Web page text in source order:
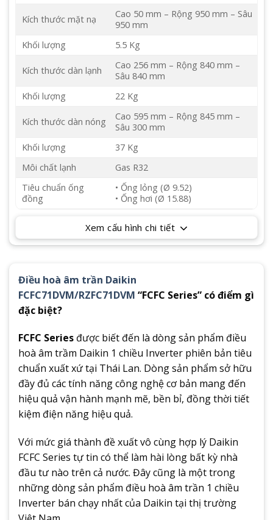
Điều hoà âm trần Daikin
FCFC71DVM/RZFC71DVM “FCFC Series” có điểm gì
đặc biệt?
FCFC Series được biết đến là dòng sản phẩm điều
hoà âm trầm Daikin 1 chiều Inverter phiên bản tiêu
chuẩn xuất xứ tại Thái Lan. Dòng sản phẩm sở hữu
đầy đủ các tính năng công nghệ cơ bản mang đến
hiệu quả vận hành mạnh mẽ, bền bỉ, đồng thời tiết
kiệm điện năng hiệu quả.
Với mức giá thành đề xuất vô cùng hợp lý Daikin
FCFC Series tự tin có thể làm hài lòng bất kỳ nhà
đầu tư nào trên cả nước. Đây cũng là một trong
những dòng sản phẩm điều hoà âm trần 1 chiều
Inverter bán chạy nhất của Daikin tại thị trường
Kích thước mặt nạ
Cao 50 mm – Rộng 950 mm – Sâu
950 mm
Khối lượng
5.5 Kg
Kích thước dàn lạnh
Cao 256 mm – Rộng 840 mm –
Sâu 840 mm
Khối lượng
22 Kg
Kích thước dàn nóng
Cao 595 mm – Rộng 845 mm –
Sâu 300 mm
Khối lượng
37 Kg
Môi chất lạnh
Gas R32
Tiêu chuẩn ống
đồng
• Ống lỏng (Ø 9.52)
• Ống hơi (Ø 15.88)
Xem cấu hình chi tiết